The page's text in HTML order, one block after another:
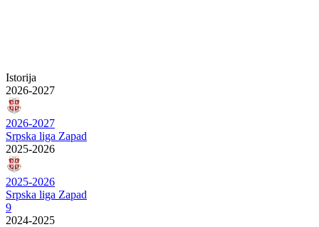
Istorija
2026-2027
2026-2027
Srpska liga Zapad
2025-2026
2025-2026
Srpska liga Zapad
9
2024-2025